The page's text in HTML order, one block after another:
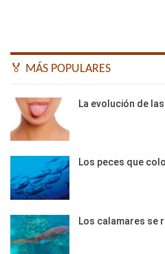
🏅 MÁS POPULARES
La evolución de
Los peces que
Los calamares se